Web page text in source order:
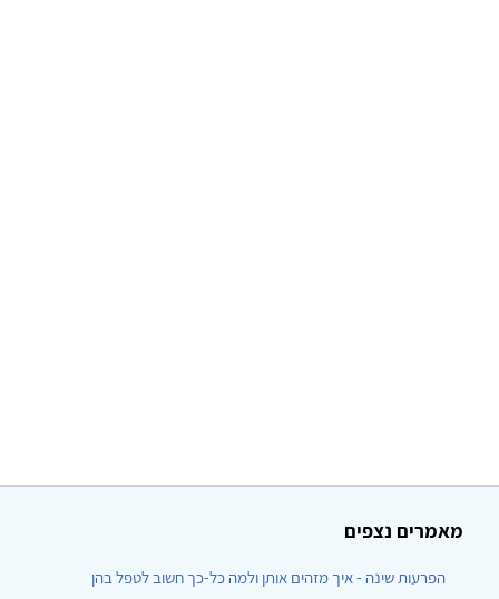
מאמרים נצפים
הפרעות שינה - איך מזהים אותן ולמה כל-כך חשוב לטפל בהן